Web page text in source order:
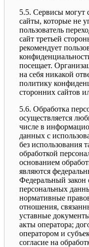
5.5. Сервисы могут
сайты, которые не
пользователь
сайт третьей
рекомендует
посещает.
на себя никакой
политику
сторонних сайтов
5.6. Обработка
осуществляется
числе в
данных с
без использования
обработкой
основанием
являются
Федеральный
персональных
нормативные
отношения,
уставные
акты оператора;
оператором и
согласие на